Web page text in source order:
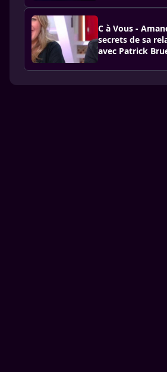
C à Vous -
secrets de sa
avec Patrick